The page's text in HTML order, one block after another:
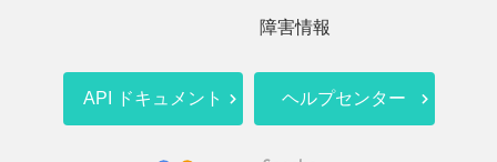
障害情報
API ドキュメント ヘルプセンター